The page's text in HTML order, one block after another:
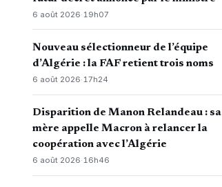
6 août 2026· 19h07
Nouveau sélectionneur de l’équipe
d’Algérie : la FAF retient trois noms
6 août 2026·17h24
Disparition de Manon Relandeau : sa
mère appelle Macron à relancer la
coopération avec l’Algérie
6 août 2026·16h46